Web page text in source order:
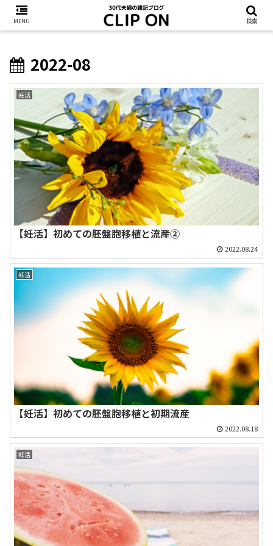
2022-08
妊活
【妊活】初めての胚盤胞移植と流産②
2022.08.24
妊活
【妊活】初めての胚盤胞移植と初期流産
2022.08.18
妊活
MENU 検索